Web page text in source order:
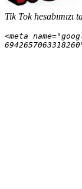
Tik Tok
<meta